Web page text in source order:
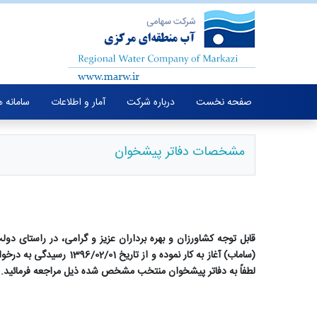
صفحه نخست درباره شرکت آمار و اطلاعات
مشخصات دفاتر پیشخوان
قابل توجه کشاورزان و بهره برداران عزیز و گرامی، در
(ساماب) آغاز به کار
لطفاً به دفاتر پیشخوان منتخب مشخص شده ذیل مراجعه فرمائید.